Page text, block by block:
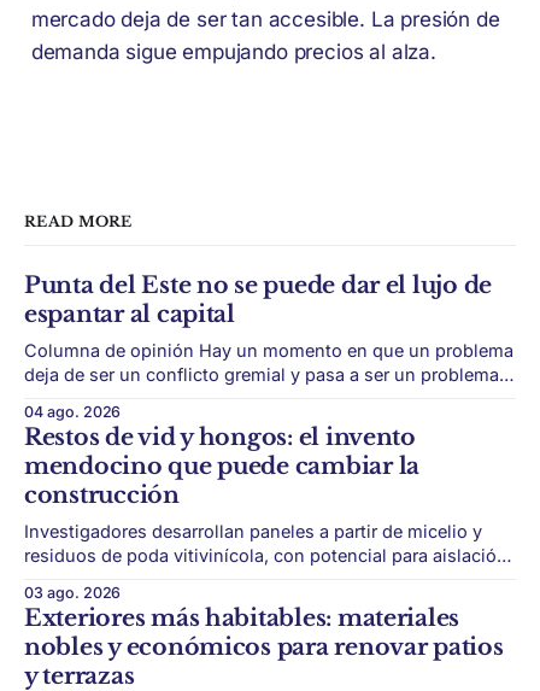
mercado deja de ser tan accesible. La presión de
demanda sigue empujando precios al alza.
READ MORE
Punta del Este no se puede dar el lujo de
espantar al capital
Columna de opinión Hay un momento en que un problema
deja de ser un conflicto gremial y pasa a ser un problema
sin rodeos: lo que está en juego en Punta del Este no es
una obra, ni una temporada,
04 ago. 2026
Restos de vid y hongos: el invento
mendocino que puede cambiar la
construcción
Investigadores desarrollan paneles a partir de micelio y
residuos de poda vitivinícola, con potencial para aislación
puede convertir un residuo vitivinícola en un material de
construcción. El desarrollo parte de restos de poda de vid
y micelio, la parte vegetativa de los
03 ago. 2026
Exteriores más habitables: materiales
nobles y económicos para renovar patios
y terrazas